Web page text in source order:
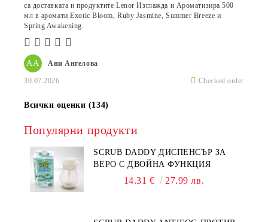
АА Ани Ангелова
30.07.2026 Checked order
са доставката и продуктите Lenor Изглажда и Ароматизира 500
мл в аромати Exotic Bloom, Ruby Jasmine, Summer Breeze и
Spring Awakening.
Всички оценки (134)
Популярни продукти
SCRUB DADDY ДИСПЕНСЪР ЗА
ВЕРО С ДВОЙНА ФУНКЦИЯ
14.31 € 27.99 лв.